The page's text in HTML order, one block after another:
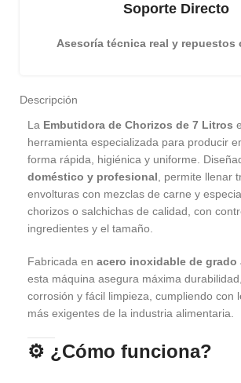
Soporte Directo
Asesoría técnica real y repuestos
Descripción
La Embutidora de Chorizos de 7 Litros
herramienta especializada para producir
forma rápida, higiénica y uniforme.
doméstico y profesional , permite llenar
envolturas con mezclas de carne y
chorizos o salchichas de calidad, con
ingredientes y el tamaño.
Fabricada en acero inoxidable de grado
esta máquina asegura máxima
corrosión y fácil limpieza, cumpliendo con
más exigentes de la industria alimentaria.
⚙️ ¿Cómo funciona?